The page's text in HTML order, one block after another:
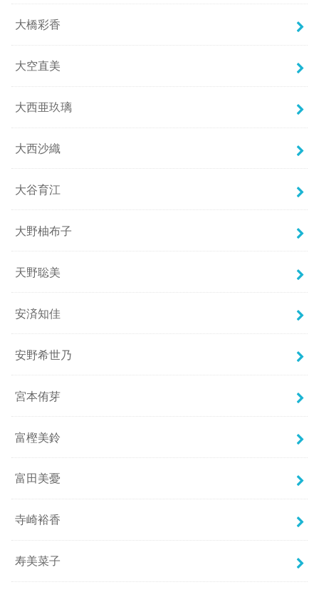
大橋彩香
大空直美
大西亜玖璃
大西沙織
大谷育江
大野柚布子
天野聡美
安済知佳
安野希世乃
宮本侑芽
富樫美鈴
富田美憂
寺崎裕香
寿美菜子